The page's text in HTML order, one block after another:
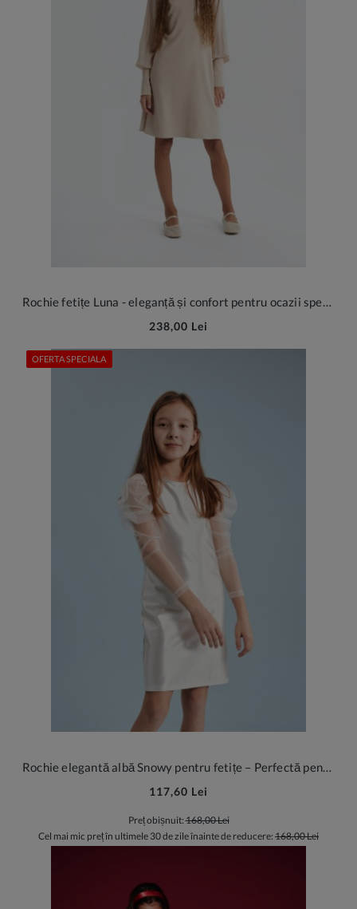
Rochie fetițe Luna - eleganță și confort pentru ocazii speciale
238,00 Lei
Rochie elegantă albă Snowy pentru fetițe – Perfectă pentru ocazii speciale
117,60 Lei
Preț obișnuit:168,00 Lei
Cel mai mic preț în ultimele 30 de zile înainte de reducere: 168,00 Lei
OFERTA SPECIALA